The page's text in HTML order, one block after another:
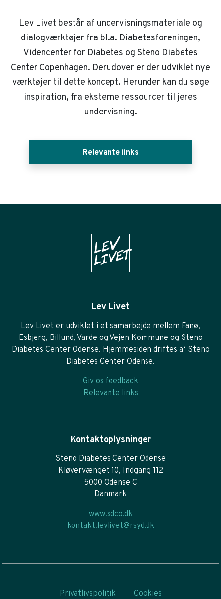
Lev Livet består af undervisningsmateriale og
dialogværktøjer fra bl.a. Diabetesforeningen,
Videncenter for Diabetes og Steno Diabetes
Center Copenhagen. Derudover er der udviklet nye
værktøjer til dette koncept. Herunder kan du søge
inspiration, fra eksterne ressourcer til jeres
undervisning.
Relevante links
Lev Livet
Lev Livet er udviklet i et samarbejde mellem Fanø,
Esbjerg, Billund, Varde og Vejen Kommune og Steno
Diabetes Center Odense. Hjemmesiden driftes af Steno
Diabetes Center Odense.
Giv os feedback
Relevante links
Kontaktoplysninger
Steno Diabetes Center Odense
Kløvervænget 10, Indgang 112
5000 Odense C
Danmark
www.sdco.dk
kontakt.levlivet@rsyd.dk
Privatlivspolitik Cookies